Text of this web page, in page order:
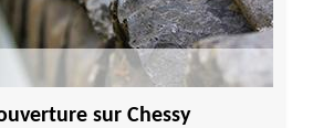
sur Chessy